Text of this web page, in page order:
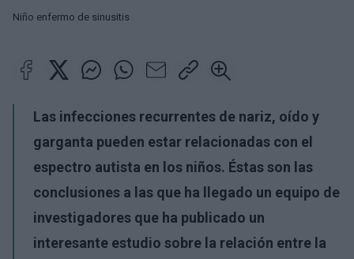
Niño enfermo de sinusitis
Las infecciones recurrentes de nariz, oído y
garganta pueden estar relacionadas con el
espectro autista en los niños. Éstas son las
conclusiones a las que ha llegado un equipo de
investigadores que ha publicado un
interesante estudio sobre la relación entre la